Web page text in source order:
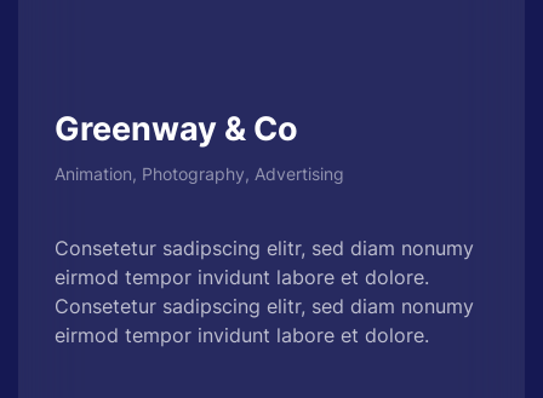
Greenway & Co
Animation, Photography, Advertising
Consetetur sadipscing elitr, sed diam nonumy
eirmod tempor invidunt labore et dolore.
Consetetur sadipscing elitr, sed diam nonumy
eirmod tempor invidunt labore et dolore.